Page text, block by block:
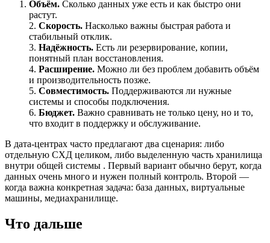
Объём. Сколько данных уже есть и как быстро они
растут.
2. Скорость. Насколько важны быстрая работа и
стабильный отклик.
3. Надёжность. Есть ли резервирование, копии,
понятный план восстановления.
4. Расширение. Можно ли без проблем добавить объём
и производительность позже.
5. Совместимость. Поддерживаются ли нужные
системы и способы подключения.
6. Бюджет. Важно сравнивать не только цену, но и то,
что входит в поддержку и обслуживание.
В дата-центрах часто предлагают два сценария: либо
отдельную СХД целиком, либо выделенную часть хранилища
внутри общей системы . Первый вариант обычно берут, когда
данных очень много и нужен полный контроль. Второй —
когда важна конкретная задача: база данных, виртуальные
машины, медиахранилище.
Что дальше